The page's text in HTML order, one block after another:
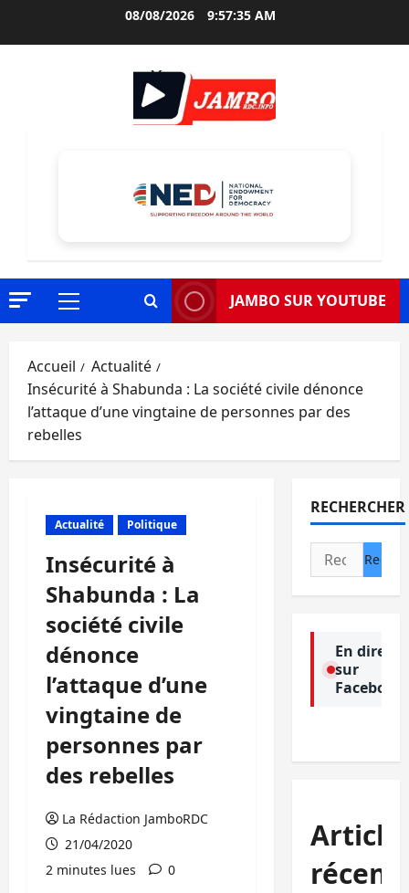
08/08/2026 9:57:36 AM
Menu
JAMBO SUR YOUTUBE
Accueil
Actualité
Insécurité à Shabunda : La société civile dénonce
l’attaque d’une vingtaine de personnes par des
rebelles
Actualité Politique
Insécurité à
Shabunda : La
société civile
dénonce
l’attaque d’une
vingtaine de
personnes par
des rebelles
La Rédaction JamboRDC
21/04/2020
2 minutes lues
0
RECHERCHER
Rechercher :
En direct
sur
Facebook